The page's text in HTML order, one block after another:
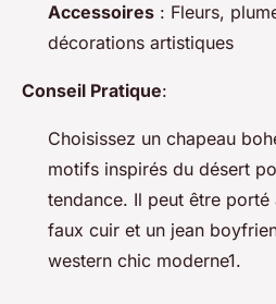
Accessoires : Fleurs,
décorations artistiques
Conseil Pratique:
Choisissez un chapeau
motifs inspirés du désert
tendance. Il peut être
faux cuir et un jean
western chic moderne1.